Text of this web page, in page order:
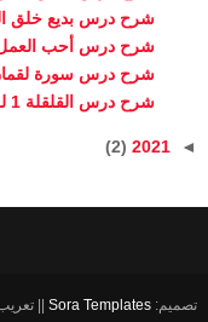
شرح درس بديع خلق
شرح درس أحب العمل
شرح درس سورة لقمان (17-19) للصف الخامس الفصل
شرح درس القلقلة 1 للصف الخامس للفصل الدراسي الثاني
◄
2021
(2)
تصميم: Sora Templates
||